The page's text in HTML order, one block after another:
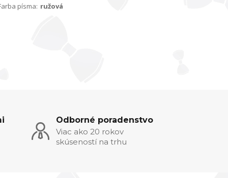
písma: ružová
Odborné poradenstvo
Viac ako 20 rokov
skúseností na trhu